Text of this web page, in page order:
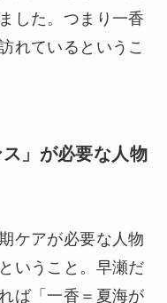
した。つまり一香
れているというこ
」が必要な人物
ケアが必要な人物
いうこと。早瀬だ
ば「一香＝夏海が